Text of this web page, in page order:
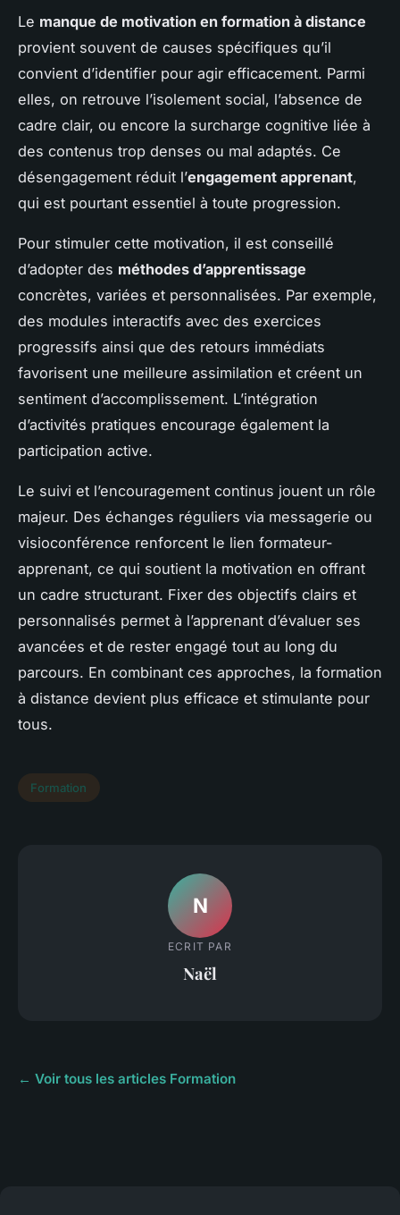
Le manque de motivation en formation à distance
provient souvent de causes spécifiques qu’il
convient d’identifier pour agir efficacement. Parmi
elles, on retrouve l’isolement social, l’absence de
cadre clair, ou encore la surcharge cognitive liée à
des contenus trop denses ou mal adaptés. Ce
désengagement réduit l’engagement apprenant,
qui est pourtant essentiel à toute progression.
Pour stimuler cette motivation, il est conseillé
d’adopter des méthodes d’apprentissage
concrètes, variées et personnalisées. Par exemple,
des modules interactifs avec des exercices
progressifs ainsi que des retours immédiats
favorisent une meilleure assimilation et créent un
sentiment d’accomplissement. L’intégration
d’activités pratiques encourage également la
participation active.
Le suivi et l’encouragement continus jouent un rôle
majeur. Des échanges réguliers via messagerie ou
visioconférence renforcent le lien formateur-
apprenant, ce qui soutient la motivation en offrant
un cadre structurant. Fixer des objectifs clairs et
personnalisés permet à l’apprenant d’évaluer ses
avancées et de rester engagé tout au long du
parcours. En combinant ces approches, la formation
à distance devient plus efficace et stimulante pour
tous.
Formation
N
ECRIT PAR
Naël
← Voir tous les articles Formation